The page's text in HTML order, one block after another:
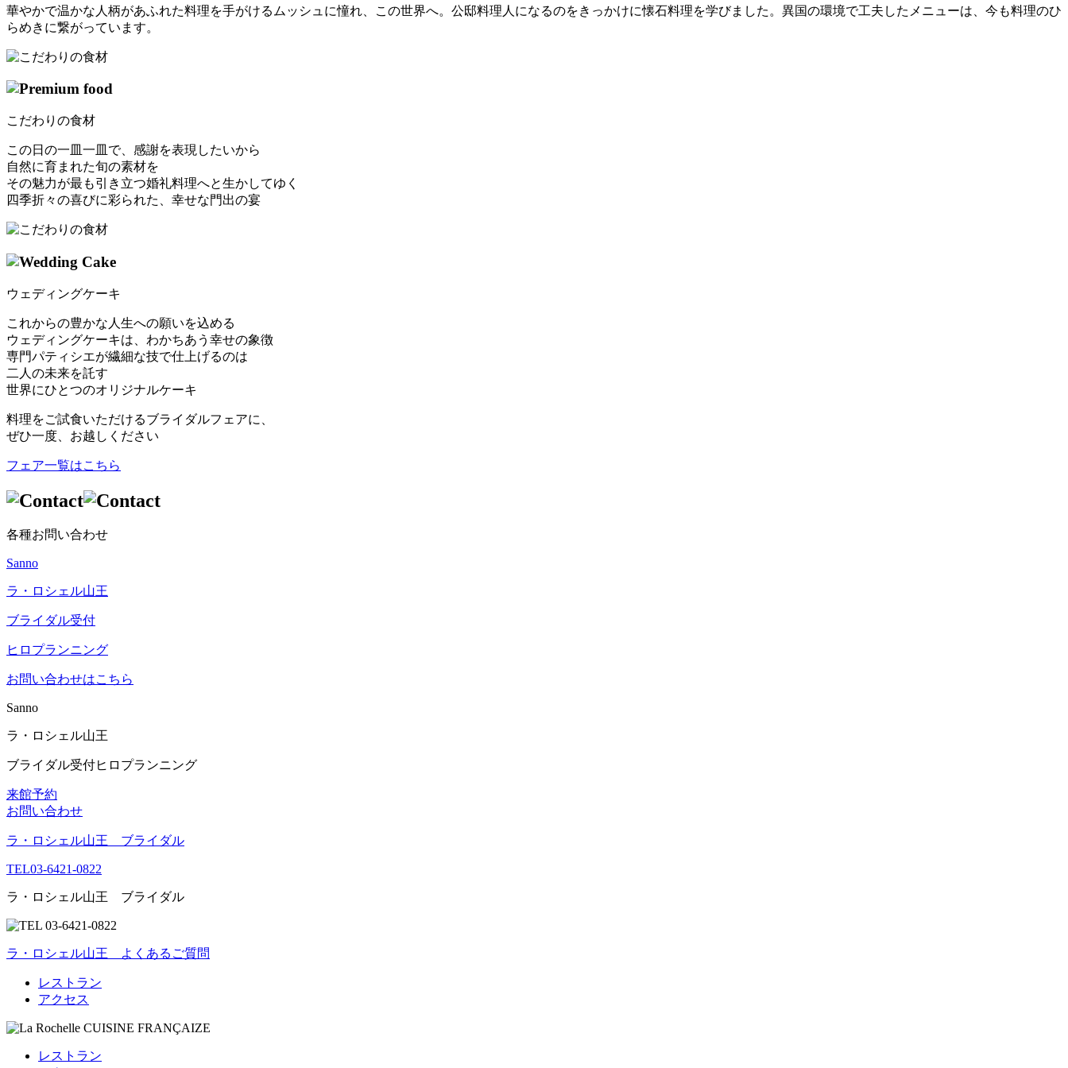
華やかで温かな人柄があふれた料理を手がけるムッシュに憧れ、この世界へ。公邸料理人になるのをきっかけに懐石料理を学びました。異国の環境で工夫したメニューは、今も料理のひ
らめきに繋がっています。
こだわりの食材
この日の一皿一皿で、感謝を表現したいから
自然に育まれた旬の素材を
その魅力が最も引き立つ婚礼料理へと生かしてゆく
四季折々の喜びに彩られた、幸せな門出の宴
ウェディングケーキ
これからの豊かな人生への願いを込める
ウェディングケーキは、わかちあう幸せの象徴
専門パティシエが繊細な技で仕上げるのは
二人の未来を託す
世界にひとつのオリジナルケーキ
料理をご試食いただけるブライダルフェアに、
ぜひ一度、お越しください
フェア一覧はこちら
各種お問い合わせ
Sanno
ラ・ロシェル山王
ブライダル受付
ヒロプランニング
お問い合わせはこちら
Sanno
ラ・ロシェル山王
ブライダル受付ヒロプランニング
来館予約
お問い合わせ
ラ・ロシェル山王 ブライダル
TEL03-6421-0822
ラ・ロシェル山王 ブライダル
ラ・ロシェル山王 よくあるご質問
レストラン
アクセス
レストラン